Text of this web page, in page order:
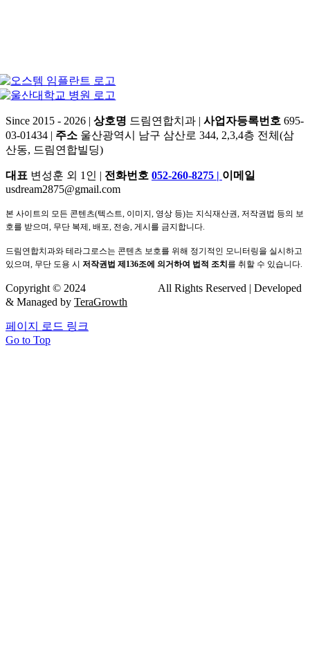
Since 2015 - 2026 | 상호명 드림연합치과 | 사업자등록번호 695-
03-01434 | 주소 울산광역시 남구 삼산로 344, 2,3,4층 전체(삼
산동, 드림연합빌딩)
대표 변성훈 외 1인 | 전화번호 052-260-8275 | 이메일
usdream2875@gmail.com
본 사이트의 모든 콘텐츠(텍스트, 이미지, 영상 등)는 지식재산권, 저작권법 등의 보
호를 받으며, 무단 복제, 배포, 전송, 게시를 금지합니다.
드림연합치과와 테라그로스는 콘텐츠 보호를 위해 정기적인 모니터링을 실시하고
있으며, 무단 도용 시 저작권법 제136조에 의거하여 법적 조치 를 취할 수 있습니다.
Copyright © 2024
All Rights Reserved | Developed
& Managed by TeraGrowth
페이지 로드 링크
Go to Top